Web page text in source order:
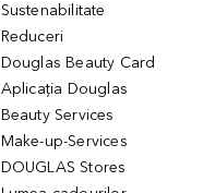
Sustenabilitate
Reduceri
Douglas Beauty Card
Aplicația Douglas
Beauty Services
Make-up-Services
DOUGLAS Stores